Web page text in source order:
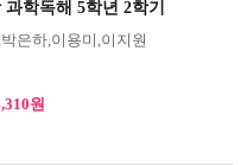
학독해 5학년 2학기
은하,이용미,이지원
원